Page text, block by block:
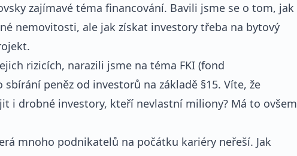
zajímavé téma financování. Bavili jsme se o tom, jak
nemovitosti, ale jak získat investory třeba na bytový
rizicích, narazili jsme na téma FKI (fond
peněz od investorů na základě §15. Víte, že
i drobné investory, kteří nevlastní miliony? Má to ovšem
mnoho podnikatelů na počátku kariéry neřeší. Jak